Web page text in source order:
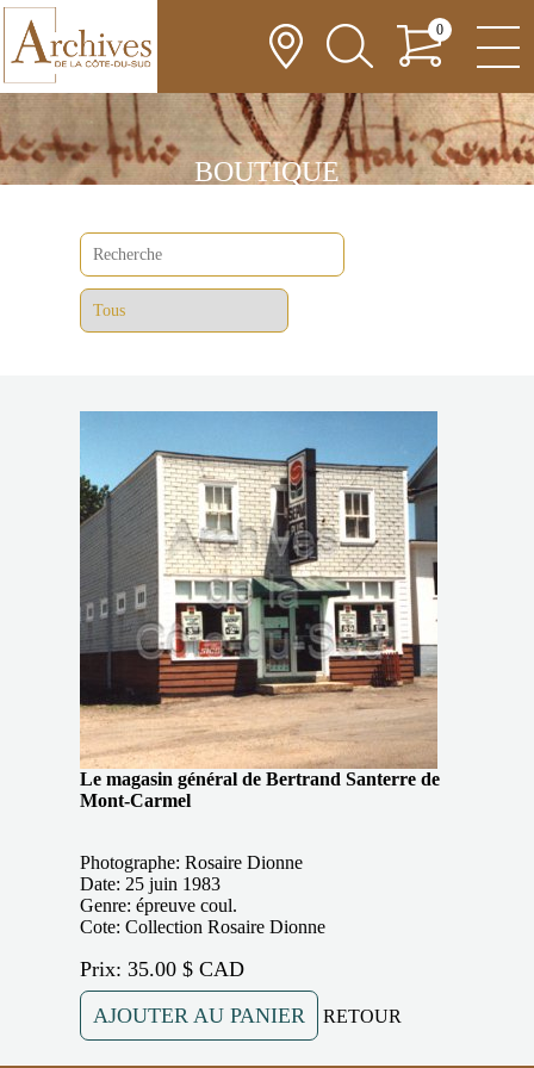
0
BOUTIQUE
Le magasin général de Bertrand Santerre de
Mont-Carmel
Photographe: Rosaire Dionne
Date: 25 juin 1983
Genre: épreuve coul.
Cote: Collection Rosaire Dionne
Prix: 35.00 $ CAD
AJOUTER AU PANIER
RETOUR